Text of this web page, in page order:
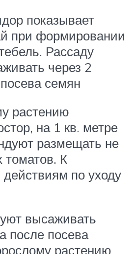
показывает
при формировании
Рассаду
через 2
семян
растению
на 1 кв. метре
размещать не
томатов. К
по уходу
высаживать
после посева
растению